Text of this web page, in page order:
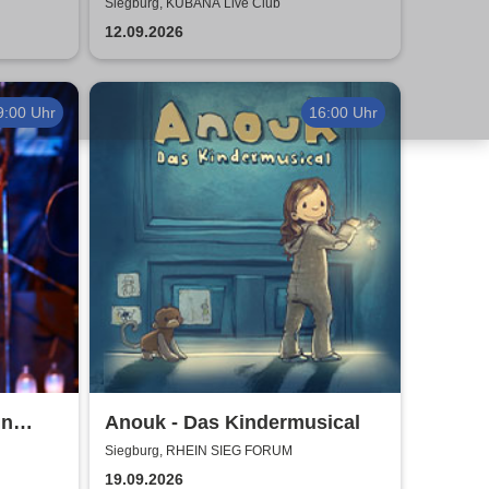
Siegburg, KUBANA Live Club
12.09.2026
Uhr 16:00 Uhr
Anouk - Das Kindermusical
Siegburg, RHEIN SIEG FORUM
19.09.2026